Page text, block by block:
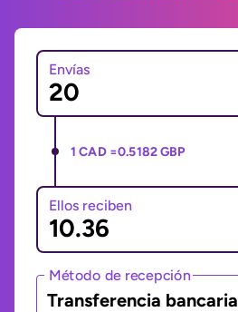
Envías
1 CAD =0.5182 GBP
Ellos reciben
Método de recepción
Transferencia bancaria